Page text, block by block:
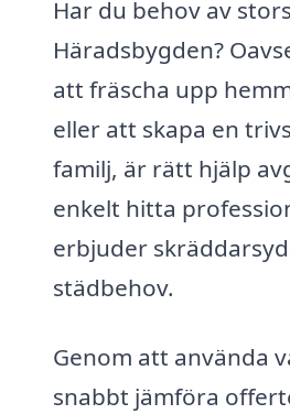
Har du behov av
Häradsbygden?
att fräscha upp
eller att skapa en
familj, är rätt hjälp
enkelt hitta
erbjuder
städbehov.
Genom att använda
snabbt jämföra